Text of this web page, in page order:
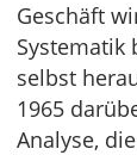
Geschäft
Systematik
selbst
1965
Analyse,